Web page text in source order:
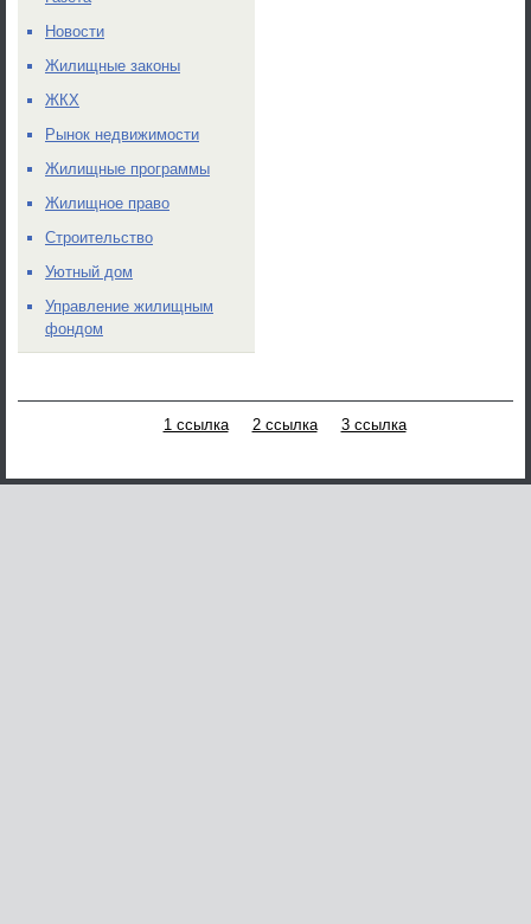
Новости
Жилищные законы
ЖКХ
Рынок недвижимости
Жилищные программы
Жилищное право
Строительство
Уютный дом
Управление жилищным
фондом
1 ссылка 2 ссылка 3 ссылка